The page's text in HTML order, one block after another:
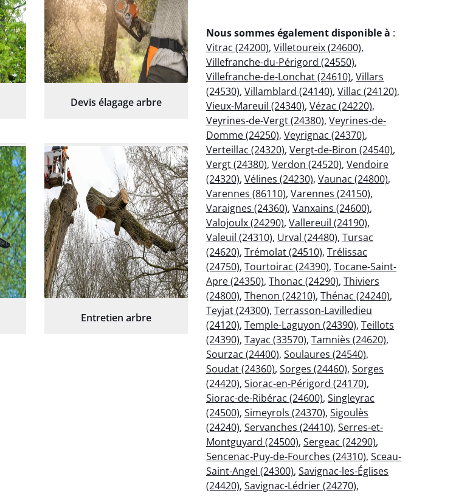
Devis élagage arbre
Entretien arbre
Nous sommes également disponible à :
Vitrac (24200), Villetoureix (24600),
Villefranche-du-Périgord (24550),
Villefranche-de-Lonchat (24610), Villars
(24530), Villamblard (24140), Villac (24120),
Vieux-Mareuil (24340), Vézac (24220),
Veyrines-de-Vergt (24380), Veyrines-de-
Domme (24250), Veyrignac (24370),
Verteillac (24320), Vergt-de-Biron (24540),
Vergt (24380), Verdon (24520), Vendoire
(24320), Vélines (24230), Vaunac (24800),
Varennes (86110), Varennes (24150),
Varaignes (24360), Vanxains (24600),
Valojoulx (24290), Vallereuil (24190),
Valeuil (24310), Urval (24480), Tursac
(24620), Trémolat (24510), Trélissac
(24750), Tourtoirac (24390), Tocane-Saint-
Apre (24350), Thonac (24290), Thiviers
(24800), Thenon (24210), Thénac (24240),
Teyjat (24300), Terrasson-Lavilledieu
(24120), Temple-Laguyon (24390), Teillots
(24390), Tayac (33570), Tamniès (24620),
Sourzac (24400), Soulaures (24540),
Soudat (24360), Sorges (24460), Sorges
(24420), Siorac-en-Périgord (24170),
Siorac-de-Ribérac (24600), Singleyrac
(24500), Simeyrols (24370), Sigoulès
(24240), Servanches (24410), Serres-et-
Montguyard (24500), Sergeac (24290),
Sencenac-Puy-de-Fourches (24310), Sceau-
Saint-Angel (24300), Savignac-les-Églises
(24420), Savignac-Lédrier (24270),